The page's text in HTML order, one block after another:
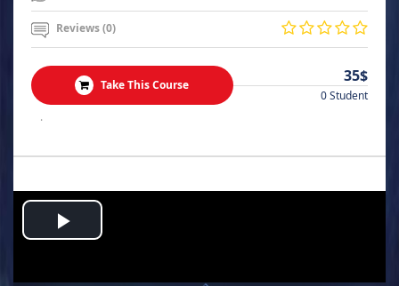
Reviews (0)
Take This Course 35$
0 Student
.
Play
Video